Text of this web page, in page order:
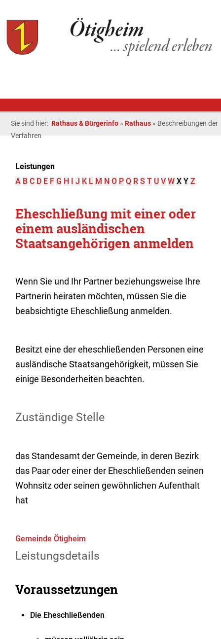
Sie sind hier: Rathaus & Bürgerinfo » Rathaus » Beschreibungen der
Verfahren
Leistungen
A B C D E F G H I J K L M N O P Q R S T U V W X Y Z
Eheschließung mit einer oder
einem ausländischen
Staatsangehörigen anmelden
Wenn Sie und Ihr Partner beziehungsweise Ihre
Partnerin heiraten möchten, müssen Sie die
beabsichtigte Eheschließung anmelden.
Besitzt eine der eheschließenden Personen eine
ausländische Staatsangehörigkeit, müssen Sie
einige Besonderheiten beachten.
Zuständige Stelle
das Standesamt der Gemeinde, in deren Bezirk
das Paar oder einer der Eheschließenden seinen
Wohnsitz oder seinen gewöhnlichen Aufenthalt
hat
Gemeinde Ötigheim
Leistungsdetails
Voraussetzungen
Die Eheschließenden